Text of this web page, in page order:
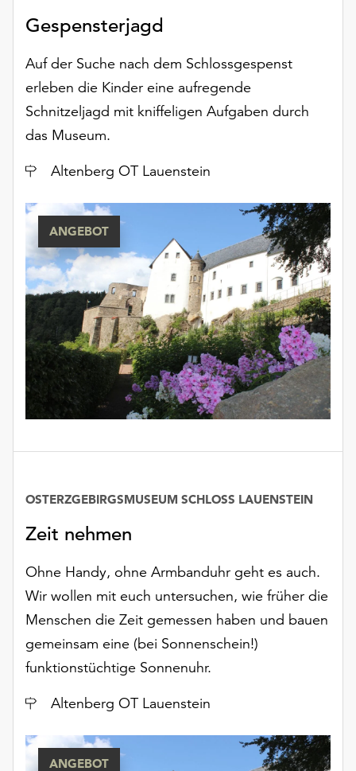
weiterhin
ausgeführt.
Möchten
Sie
die
verwendeten
Cookies
anpassen,
erreichen
die
Einstellungen
über
die
Schaltfläche
„Auswählen“.
Weitere
Informationen
finden
Sie
Datenschutzerklärung
Impressum
Gespensterjagd
Auf der Suche nach dem Schlossgespenst
erleben die Kinder eine aufregende
Schnitzeljagd mit kniffeligen Aufgaben durch
das Museum.
Ort
Altenberg OT Lauenstein
ANGEBOT
Zeit nehmen
OSTERZGEBIRGSMUSEUM SCHLOSS LAUENSTEIN
Ohne Handy, ohne Armbanduhr geht es auch.
Wir wollen mit euch untersuchen, wie früher die
Menschen die Zeit gemessen haben und bauen
gemeinsam eine (bei Sonnenschein!)
funktionstüchtige Sonnenuhr.
Ort
Altenberg OT Lauenstein
ANGEBOT